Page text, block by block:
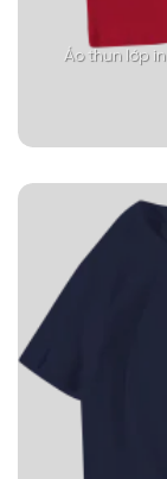
Áo thun lớp